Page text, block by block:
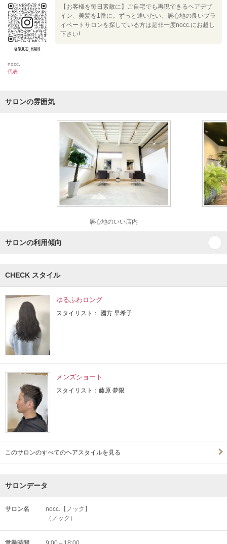
nocc.
代表
【お客様を毎日素敵に】ご自宅でも再現できるヘアデザ
イン、美髪を1番に。ずっと通いたい、居心地の良いプラ
イベートサロンを探している方は是非一度nocc.にお越し
下さい!
サロンの雰囲気
居心地のいい店内
サロンの利用傾向
CHECK スタイル
ゆるふわロング
スタイリスト： 國方 早希子
メンズショート
スタイリスト：藤原 夢限
このサロンのすべてのヘアスタイルを見る
サロンデータ
サロン名
nocc.【ノック】
（ノック）